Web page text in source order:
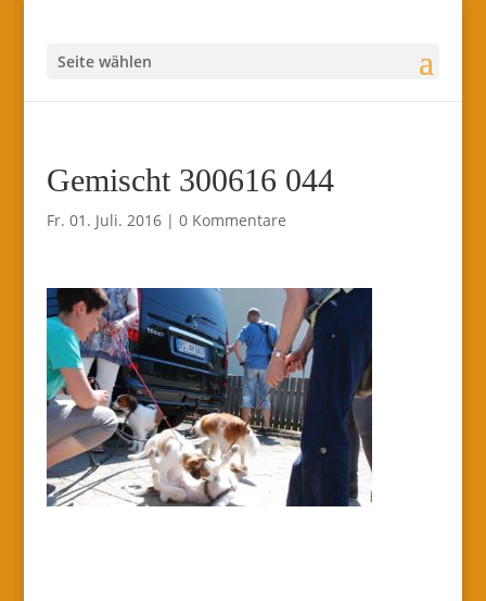
Seite wählen
Gemischt 300616 044
Fr. 01. Juli. 2016| 0 Kommentare